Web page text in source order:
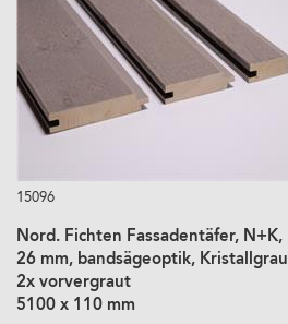
15096
Nord. Fichten Fassadentäfer, N+K,
26 mm, bandsägeoptik, Kristallgrau
2x vorvergraut
5100 x 110 mm